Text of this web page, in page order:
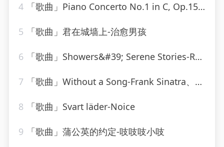
4 「歌曲」Piano Concerto No.1 in C, Op.15-Otto Klemperer(1)
5 「歌曲」君在城墙上-治愈男孩
6 「歌曲」Showers&#39; Serene Stories-Rainforest Ambience
7 「歌曲」Without a Song-Frank Sinatra、Tommy Dorsey Orchestra、Vincent Youmans
8 「歌曲」Svart läder-Noice
9 「歌曲」蒲公英的约定-吱吱吱小吱